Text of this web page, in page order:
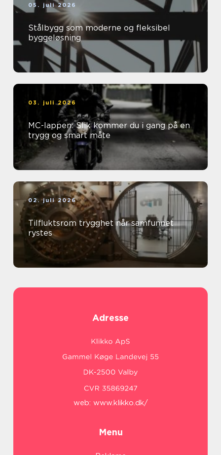
05. juli 2026
Stålbygg som moderne og fleksibel
byggeløsning
03. juli 2026
MC-lappen: Slik kommer du i gang på en
trygg og smart måte
02. juli 2026
Tilfluktsrom trygghet når samfunnet
rystes
Adresse
web: www.klikko.dk/
Menu